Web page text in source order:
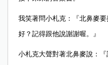
我笑著問小札克：『北鼻麥
好？記得跟他說謝謝喔。』
小札克大聲對著北鼻麥說：